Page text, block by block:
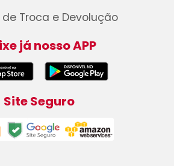
Troca e Devolução
já nosso APP
Site Seguro